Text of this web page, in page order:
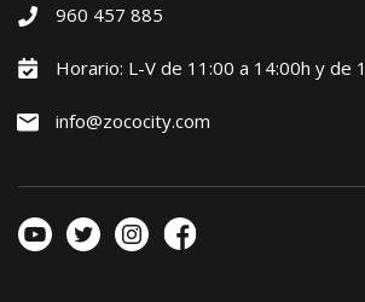
Política precio mínimo garantizado
Financiación CETELEM
Condiciones generales
960 457 885
Horario: L-V de 11:00 a 14:00h y de
info@zococity.com